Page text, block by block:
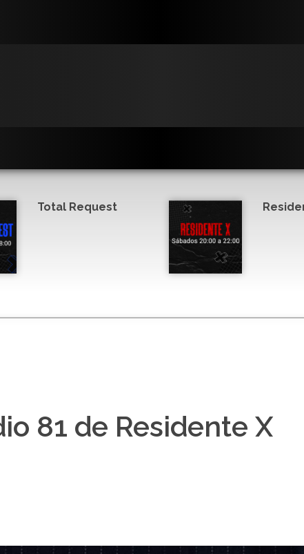
Total Request
81 de Residente X